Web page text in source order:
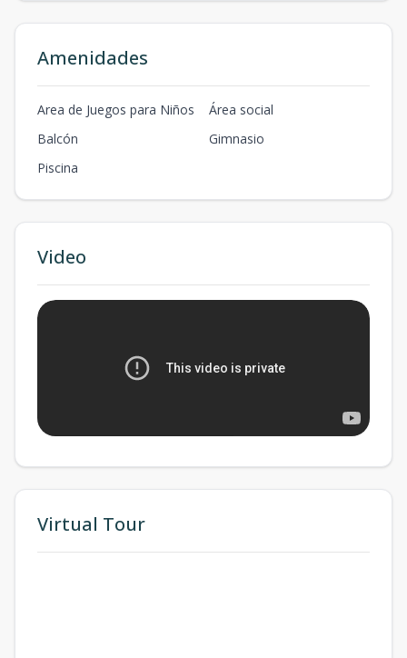
Amenidades
Area de Juegos para Niños
Área social
Balcón
Gimnasio
Piscina
Video
Virtual Tour